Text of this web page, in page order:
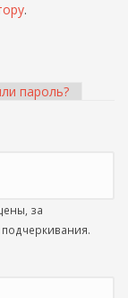
.
пароль?
за